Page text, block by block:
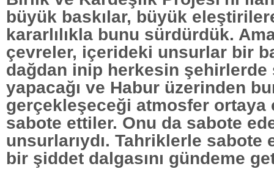
büyük baskılar, büyük
kararlılıkla bunu sürdürdük.
çevreler, içerideki unsurlar bir
dağdan inip herkesin şehirlerde
yapacağı ve Habur üzerinden
gerçekleşeceği atmosfer ortaya
sabote ettiler. Onu da sabote
unsurlarıydı. Tahriklerle sabote
bir şiddet dalgasını gündeme